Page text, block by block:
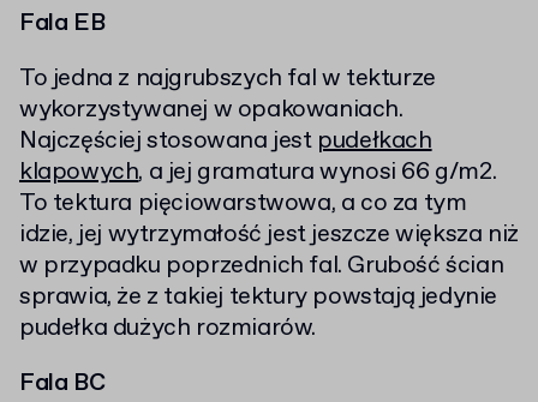
Fala EB
To jedna z najgrubszych fal w tekturze
wykorzystywanej w opakowaniach.
Najczęściej stosowana jest pudełkach
klapowych, a jej gramatura wynosi 66 g/m2.
To tektura pięciowarstwowa, a co za tym
idzie, jej wytrzymałość jest jeszcze większa niż
w przypadku poprzednich fal. Grubość ścian
sprawia, że z takiej tektury powstają jedynie
pudełka dużych rozmiarów.
Fala BC